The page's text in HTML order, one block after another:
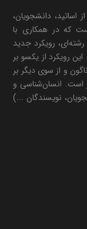
دانشجویان،
که در همکاری با
رویکرد جدید
رویکرد از یکسو بر
و از سوی دیگر بر
انسان‌شناسی و
نویسندگان ...)